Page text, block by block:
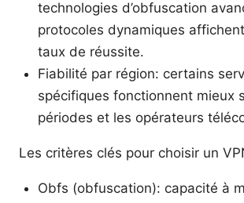
technologies d’obfuscation
protocoles dynamiques
taux de réussite.
Fiabilité par région: certains
spécifiques fonctionnent mieux
périodes et les opérateurs
Les critères clés pour choisir un
Obfs (obfuscation): capacité à